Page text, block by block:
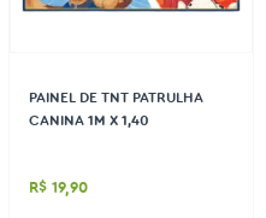
PAINEL DE TNT PATRULHA
CANINA 1M X 1,40
R$ 19,90